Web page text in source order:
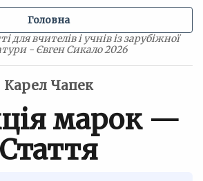
для вчителів і учнів із зарубіжної
- Євген Сикало 2026
Головна
Карел Чапек
марок —
Стаття